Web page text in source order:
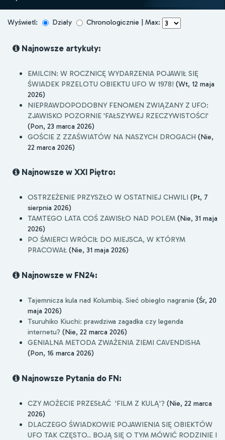
Wyświetl: Działy Chronologicznie | Max:
Najnowsze artykuły:
EMILCIN: W ROCZNICĘ WYDARZENIA POJAWIŁ SIĘ
ŚWIADEK PRZELOTU OBIEKTU UFO W 1978! (Wt, 12 maja
2026)
NIEPRAWDOPODOBNY FENOMEN ZWIĄZANY Z UFO:
ZJAWISKO POZORNIE 'FAŁSZYWEJ RZECZYWISTOŚCI'
(Pon, 23 marca 2026)
GOŚCIE Z ZZAŚWIATÓW NA NASZYCH DROGACH (Nie,
22 marca 2026)
Najnowsze w XXI Piętro:
OSTRZEŻENIE PRZYSZŁO W OSTATNIEJ CHWILI (Pt, 7
sierpnia 2026)
TAMTEGO LATA COŚ ZAWISŁO NAD POLEM (Nie, 31 maja
2026)
PO ŚMIERCI WRÓCIŁ DO MIEJSCA, W KTÓRYM
PRACOWAŁ (Nie, 31 maja 2026)
Najnowsze w FN24:
Tajemnicza kula nad Kolumbią. Sieć obiegło nagranie (Śr, 20
maja 2026)
Tsuruhiko Kiuchi: prawdziwa zagadka czy legenda
internetu? (Nie, 22 marca 2026)
GENIALNA METODA ZWAŻENIA ZIEMI CAVENDISHA
(Pon, 16 marca 2026)
Najnowsze Pytania do FN:
CZY MOŻECIE PRZESŁAĆ 'FILM Z KULĄ'? (Nie, 22 marca
2026)
DLACZEGO ŚWIADKOWIE POJAWIENIA SIĘ OBIEKTÓW
UFO TAK CZĘSTO.. BOJĄ SIĘ O TYM MÓWIĆ RODZINIE I